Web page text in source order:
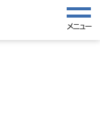
メニュー